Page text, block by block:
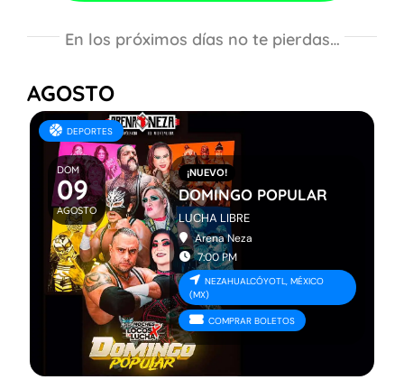
Deportes
🇲🇽
En los próximos días no te pierdas…
AGOSTO
DEPORTES
DOM
09
AGOSTO
¡NUEVO!
DOMINGO POPULAR
LUCHA LIBRE
Arena Neza
7:00 PM
NEZAHUALCÓYOTL, MÉXICO
(MX)
COMPRAR BOLETOS